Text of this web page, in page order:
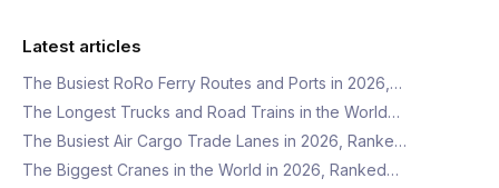
Latest articles
The Busiest RoRo Ferry Routes and Ports in 2026,…
The Longest Trucks and Road Trains in the World…
The Busiest Air Cargo Trade Lanes in 2026, Ranke…
The Biggest Cranes in the World in 2026, Ranked…